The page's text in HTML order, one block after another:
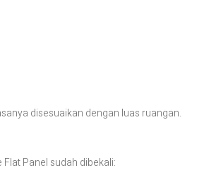
disesuaikan dengan luas ruangan.
Panel sudah dibekali: